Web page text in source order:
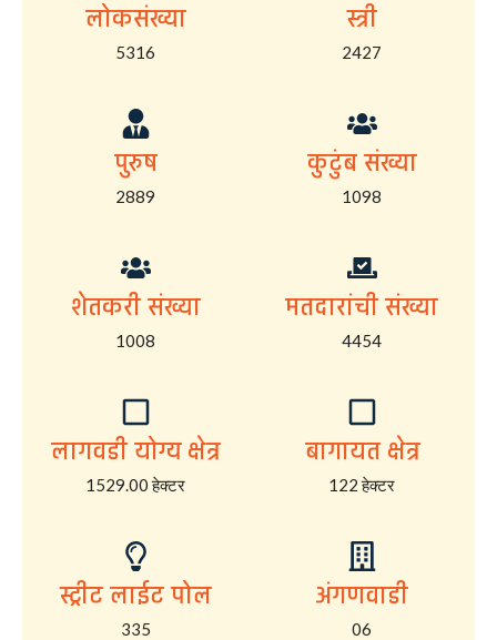
लोकसंख्या
5316
स्त्री
2427
पुरुष
2889
कुटुंब संख्या
1098
शेतकरी संख्या
1008
मतदारांची संख्या
4454
लागवडी योग्य क्षेत्र
1529.00 हेक्टर
बागायत क्षेत्र
122 हेक्टर
स्ट्रीट लाईट पोल
335
अंगणवाडी
06